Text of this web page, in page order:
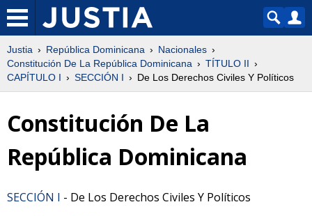
Justia República Dominicana
Nacionales
Constitución De La República Dominicana
TÍTULO II
CAPÍTULO I
SECCIÓN I De Los Derechos Civiles Y Políticos
Constitución De La
República Dominicana
SECCIÓN I - De Los Derechos Civiles Y Políticos